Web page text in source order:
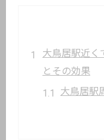
大鳥居駅近く
とその効果
大鳥居駅